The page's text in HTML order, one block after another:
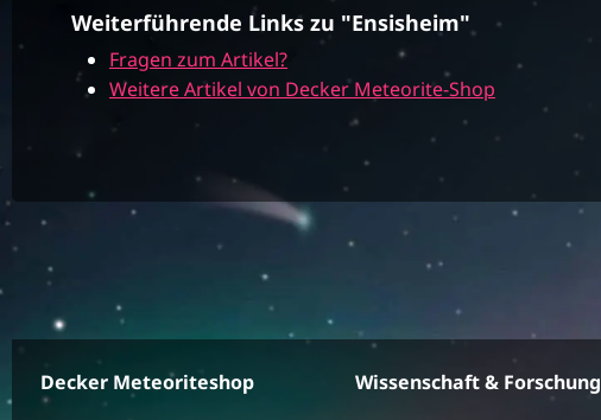
Weiterführende Links zu "Ensisheim"
Fragen zum Artikel?
Weitere Artikel von Decker Meteorite-Shop
Decker Meteoriteshop Wissenschaft & Forschung